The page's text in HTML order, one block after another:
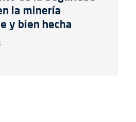
la minería
y bien hecha